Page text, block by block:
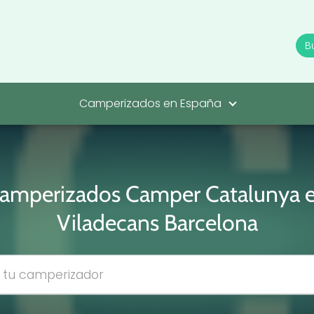
Camperizados en España
Camper Catalunya
Viladecans Barcelona